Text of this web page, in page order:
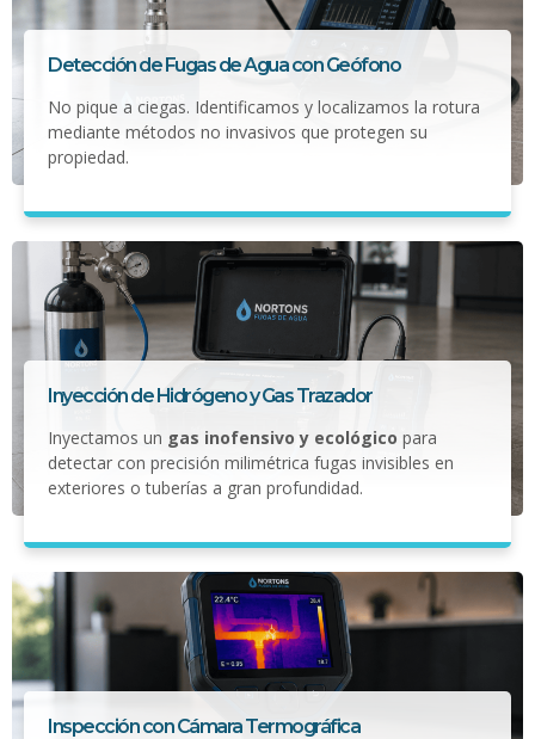
Detección de Fugas de Agua con Geófono
No pique a ciegas. Identificamos y localizamos la rotura
mediante métodos no invasivos que protegen su
propiedad.
Inyección de Hidrógeno y Gas Trazador
Inyectamos un gas inofensivo y ecológico para
detectar con precisión milimétrica fugas invisibles en
exteriores o tuberías a gran profundidad.
Inspección con Cámara Termográfica